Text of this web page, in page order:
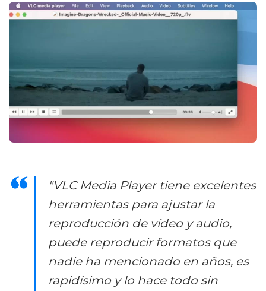
"VLC Media Player tiene excelentes
herramientas para ajustar la
reproducción de vídeo y audio,
puede reproducir formatos que
nadie ha mencionado en años, es
rapidísimo y lo hace todo sin